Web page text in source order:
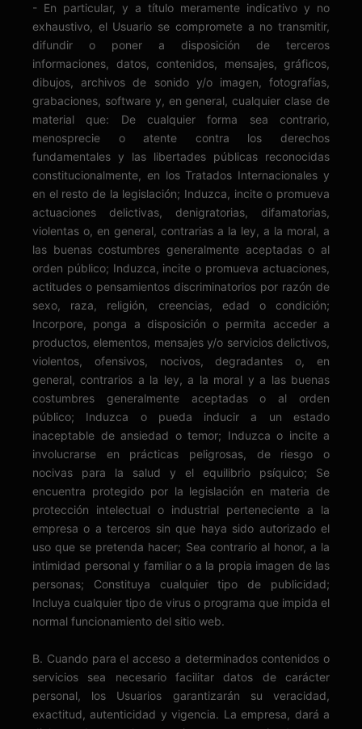
- En particular, y a título meramente indicativo y no
exhaustivo, el Usuario se compromete a no transmitir,
difundir o poner a disposición de terceros
informaciones, datos, contenidos, mensajes, gráficos,
dibujos, archivos de sonido y/o imagen, fotografías,
grabaciones, software y, en general, cualquier clase de
material que: De cualquier forma sea contrario,
menosprecie o atente contra los derechos
fundamentales y las libertades públicas reconocidas
constitucionalmente, en los Tratados Internacionales y
en el resto de la legislación; Induzca, incite o promueva
actuaciones delictivas, denigratorias, difamatorias,
violentas o, en general, contrarias a la ley, a la moral, a
las buenas costumbres generalmente aceptadas o al
orden público; Induzca, incite o promueva actuaciones,
actitudes o pensamientos discriminatorios por razón de
sexo, raza, religión, creencias, edad o condición;
Incorpore, ponga a disposición o permita acceder a
productos, elementos, mensajes y/o servicios delictivos,
violentos, ofensivos, nocivos, degradantes o, en
general, contrarios a la ley, a la moral y a las buenas
costumbres generalmente aceptadas o al orden
público; Induzca o pueda inducir a un estado
inaceptable de ansiedad o temor; Induzca o incite a
involucrarse en prácticas peligrosas, de riesgo o
nocivas para la salud y el equilibrio psíquico; Se
encuentra protegido por la legislación en materia de
protección intelectual o industrial perteneciente a la
empresa o a terceros sin que haya sido autorizado el
uso que se pretenda hacer; Sea contrario al honor, a la
intimidad personal y familiar o a la propia imagen de las
personas; Constituya cualquier tipo de publicidad;
Incluya cualquier tipo de virus o programa que impida el
normal funcionamiento del sitio web.
B. Cuando para el acceso a determinados contenidos o
servicios sea necesario facilitar datos de carácter
personal, los Usuarios garantizarán su veracidad,
exactitud, autenticidad y vigencia. La empresa, dará a